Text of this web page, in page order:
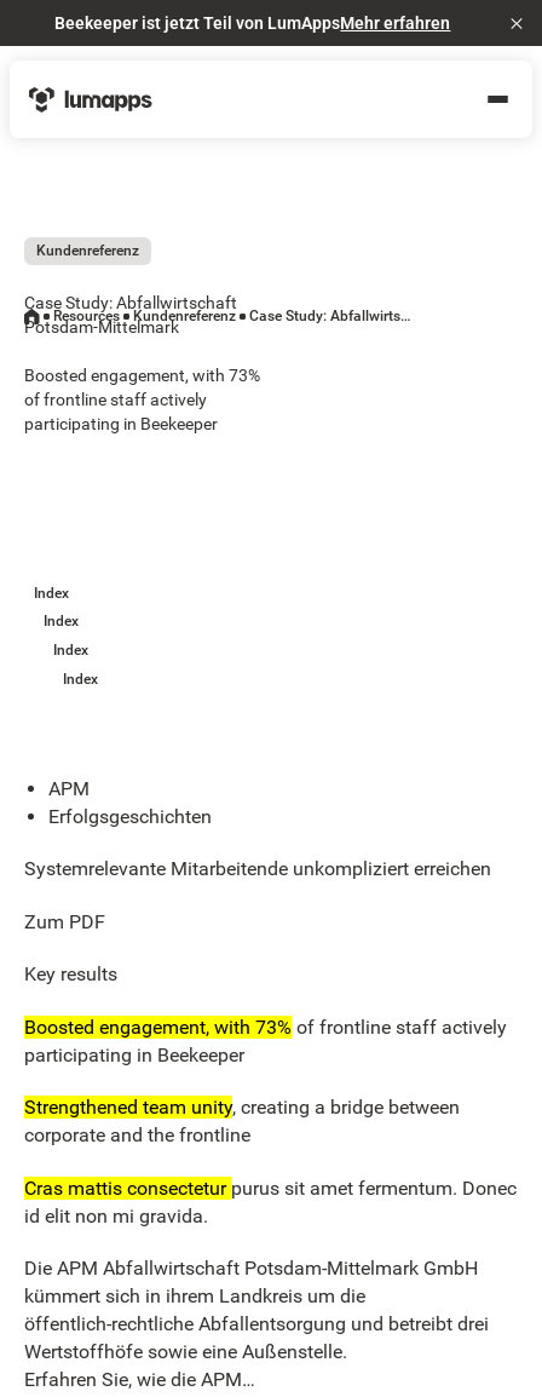
Beekeeper ist jetzt Teil von LumAppsMehr erfahren
Kundenreferenz
Case Study: Abfallwirtschaft
Potsdam-Mittelmark
Boosted engagement, with 73%
of frontline staff actively
participating in Beekeeper
Resources Kundenreferenz Case Study: Abfallwirtschaft Potsdam-Mittelmark
Index
Index
Index
Index
APM
Erfolgsgeschichten
Systemrelevante Mitarbeitende unkompliziert erreichen
Zum PDF
Key results
Boosted engagement, with 73% of frontline staff actively
participating in Beekeeper
Strengthened team unity, creating a bridge between
corporate and the frontline
Cras mattis consectetur purus sit amet fermentum. Donec
id elit non mi gravida.
Die APM Abfallwirtschaft Potsdam-Mittelmark GmbH
kümmert sich in ihrem Landkreis um die
öffentlich-rechtliche Abfallentsorgung und betreibt drei
Wertstoffhöfe sowie eine Außenstelle.
Erfahren Sie, wie die APM…